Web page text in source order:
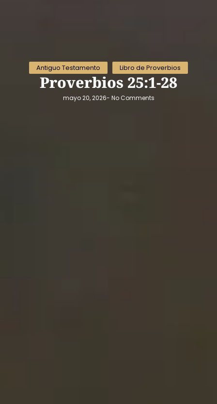
Antiguo Testamento Libro de Proverbios
Proverbios 25:1-28
mayo 20, 2026- No Comments